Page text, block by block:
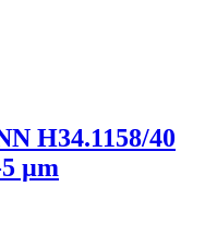
H34.1158/40
µm